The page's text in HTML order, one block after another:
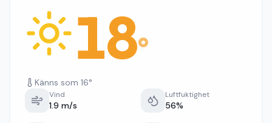
18°
Känns som 16°
Vind
1.9 m/s
Luftfuktighet
56%